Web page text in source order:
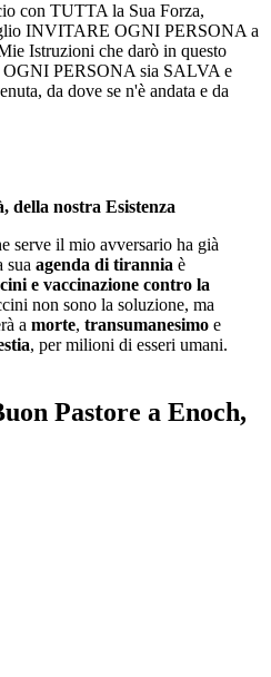
con TUTTA la Sua Forza,
INVITARE OGNI PERSONA a
Istruzioni che darò in questo
PERSONA sia SALVA e
da dove se n'è andata e da
nostra Esistenza
serve il mio avversario ha già
sua agenda di tirannia è
e vaccinazione contro la
non sono la soluzione, ma
a morte, transumanesimo e
, per milioni di esseri umani.
Pastore a Enoch,